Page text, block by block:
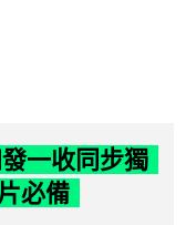
一收同步獨
必備